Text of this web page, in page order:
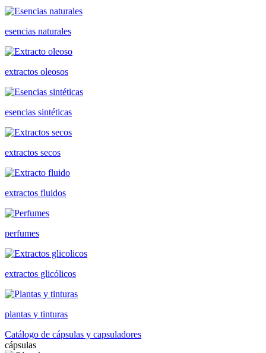
esencias naturales
extractos oleosos
esencias sintéticas
extractos secos
extractos fluidos
perfumes
extractos glicólicos
plantas y tinturas
Catálogo de cápsulas y capsuladores
cápsulas